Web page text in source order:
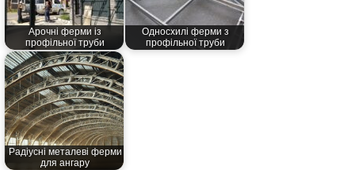
Арочні ферми із
профільної труби
Односхилі ферми з
профільної труби
Радіусні металеві ферми
для ангару